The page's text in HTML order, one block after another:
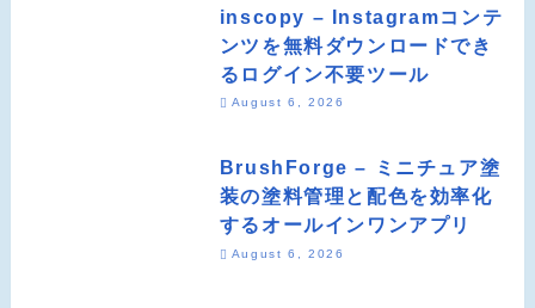
inscopy – Instagramコンテ
ンツを無料ダウンロードでき
るログイン不要ツール
August 6, 2026
BrushForge – ミニチュア塗
装の塗料管理と配色を効率化
するオールインワンアプリ
August 6, 2026